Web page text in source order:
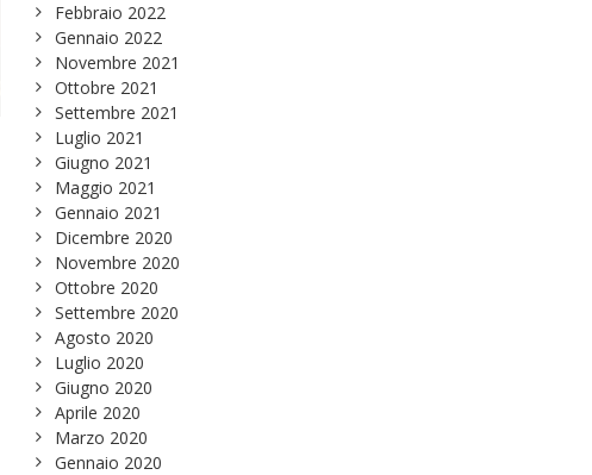
Febbraio 2022
Gennaio 2022
Novembre 2021
Ottobre 2021
Settembre 2021
Luglio 2021
Giugno 2021
Maggio 2021
Gennaio 2021
Dicembre 2020
Novembre 2020
Ottobre 2020
Settembre 2020
Agosto 2020
Luglio 2020
Giugno 2020
Aprile 2020
Marzo 2020
Gennaio 2020